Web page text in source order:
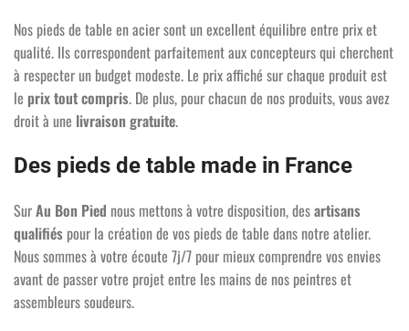
Nos pieds de table en acier sont un excellent équilibre entre prix et
qualité. Ils correspondent parfaitement aux concepteurs qui cherchent
à respecter un budget modeste. Le prix affiché sur chaque produit est
le prix tout compris. De plus, pour chacun de nos produits, vous avez
droit à une livraison gratuite.
Des pieds de table made in France
SurAu Bon Pied nous mettons à votre disposition, desartisans
qualifiés pour la création de vos pieds de table dans notre atelier.
Nous sommes à votre écoute 7j/7 pour mieux comprendre vos envies
avant de passer votre projet entre les mains de nos peintres et
assembleurs soudeurs.